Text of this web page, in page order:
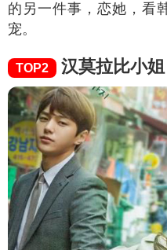
的另一件事，恋她，看
宠。
TOP2 汉莫拉比小姐